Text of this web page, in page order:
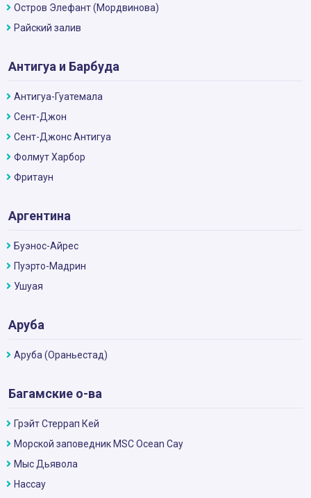
Остров Элефант (Мордвинова)
Райский залив
Антигуа и Барбуда
Антигуа-Гуатемала
Сент-Джон
Сент-Джонс Антигуа
Фолмут Харбор
Фритаун
Аргентина
Буэнос-Айрес
Пуэрто-Мадрин
Ушуая
Аруба
Аруба (Ораньестад)
Багамские о-ва
Грэйт Стеррап Кей
Морской заповедник MSC Ocean Cay
Мыс Дьявола
Нассау